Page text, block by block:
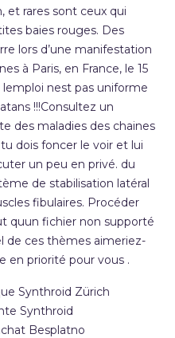
et rares sont ceux qui
baies rouges. Des
lors d’une manifestation
à Paris, en France, le 15
nest pas uniforme
!!!Consultez un
des maladies des chaines
dois foncer le voir et lui
un peu en privé. du
de stabilisation latéral
fibulaires. Procéder
quun fichier non supporté
de ces thèmes aimeriez-
en priorité pour vous .
Synthroid Zürich
Synthroid
Besplatno